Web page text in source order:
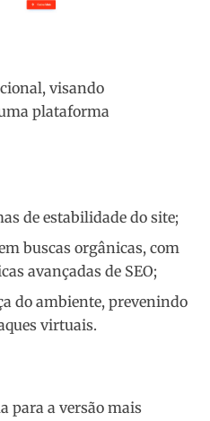
visando
plataforma
de estabilidade do site;
buscas orgânicas, com
avançadas de SEO;
do ambiente, prevenindo
virtuais.
para a versão mais